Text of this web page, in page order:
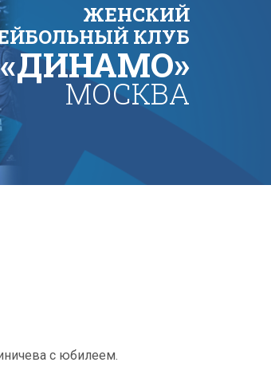
ЖЕНСКИЙ
КЛУБ
«ДИНАМО»
МОСКВА
с юбилеем.